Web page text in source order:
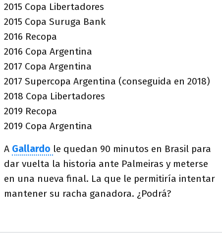
2015 Copa Libertadores
2015 Copa Suruga Bank
2016 Recopa
2016 Copa Argentina
2017 Copa Argentina
2017 Supercopa Argentina (conseguida en 2018)
2018 Copa Libertadores
2019 Recopa
2019 Copa Argentina
A Gallardo le quedan 90 minutos en Brasil para
dar vuelta la historia ante Palmeiras y meterse
en una nueva final. La que le permitiría intentar
mantener su racha ganadora. ¿Podrá?